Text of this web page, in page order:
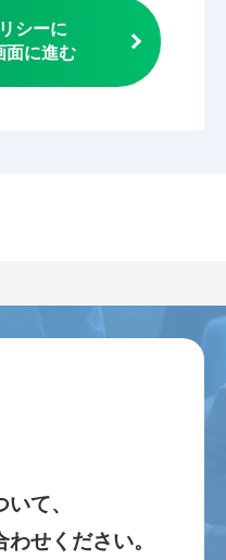
シーに
面に進む
て、
せください。